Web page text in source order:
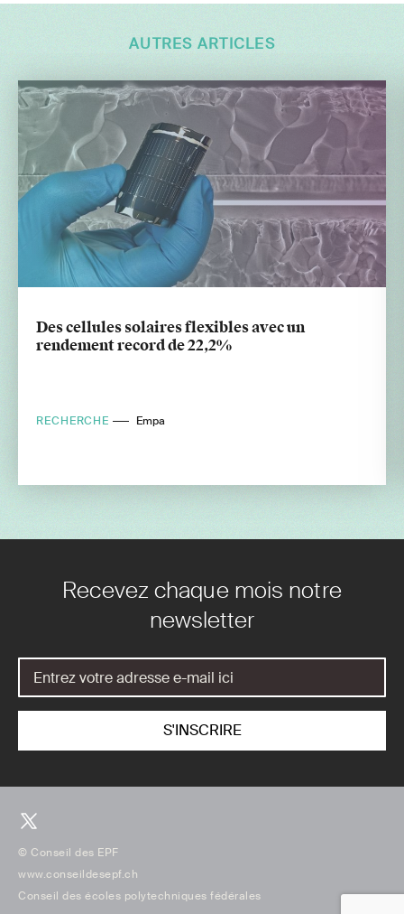
AUTRES ARTICLES
Des cellules solaires flexibles avec un
rendement record de 22,2%
RECHERCHE Empa
Recevez chaque mois notre
newsletter
© Conseil des EPF
www.conseildesepf.ch
Conseil des écoles polytechniques fédérales